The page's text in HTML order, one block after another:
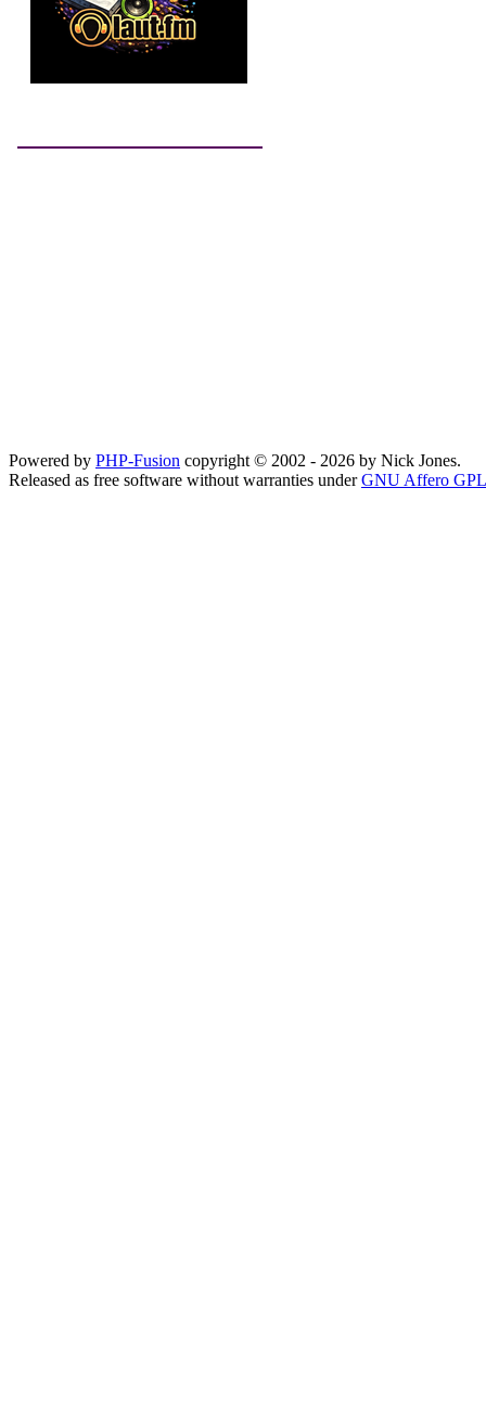
Powered by PHP-Fusion copyright © 2002 - 2026 by Nick Jones.
Released as free software without warranties underGNU Affero GPL